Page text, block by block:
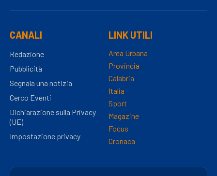
CANALI
Redazione
Pubblicità
Segnala una notizia
Cerco Eventi
Dichiarazione sulla Privacy
(UE)
Impostazione privacy
LINK UTILI
Area Urbana
Provincia
Calabria
Italia
Sport
Magazine
Focus
Cronaca